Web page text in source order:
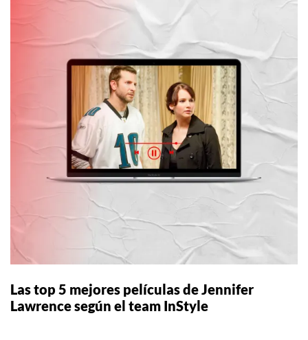
Las top 5 mejores películas de Jennifer
Lawrence según el team InStyle